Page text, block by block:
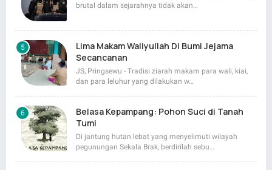
brutal dalam sejarahnya tidak akan…
Lima Makam Waliyullah Di Bumi Jejama
Secancanan
JS, Pringsewu - Tradisi ziarah makam para wali, kiai,
dan para leluhur yang dilakukan w…
Belasa Kepampang: Pohon Suci di Tanah
Tumi
Di jantung hutan lebat yang menyelimuti wilayah
pegunungan Sekala Brak, berdirilah sebu…